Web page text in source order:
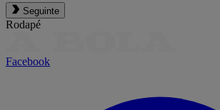
Seguinte
Rodapé
Facebook